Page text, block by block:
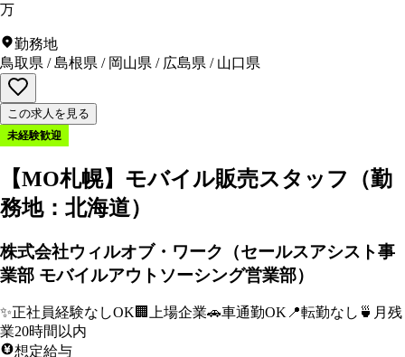
万
勤務地
鳥取県 /島根県 / 岡山県 / 広島県 / 山口県
この求人を見る
未経験歓迎
【MO札幌】モバイル販売スタッフ（勤
務地：北海道）
株式会社ウィルオブ・ワーク（セールスアシスト事
業部 モバイルアウトソーシング営業部）
✨正社員経験なしOK 🏢 上場企業🚗車通勤OK 📍転勤なし 🍵 月残
業20時間以内
想定給与